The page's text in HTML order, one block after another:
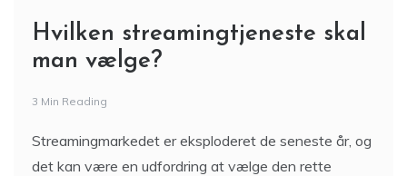
Hvilken streamingtjeneste skal
man vælge?
3 Min Reading
Streamingmarkedet er eksploderet de seneste år, og
det kan være en udfordring at vælge den rette